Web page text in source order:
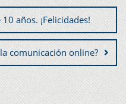
años. ¡Felicidades!
comunicación online?